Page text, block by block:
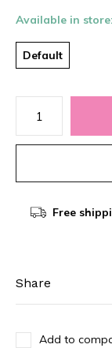
Available in store:
Default
Free
Share
Add to